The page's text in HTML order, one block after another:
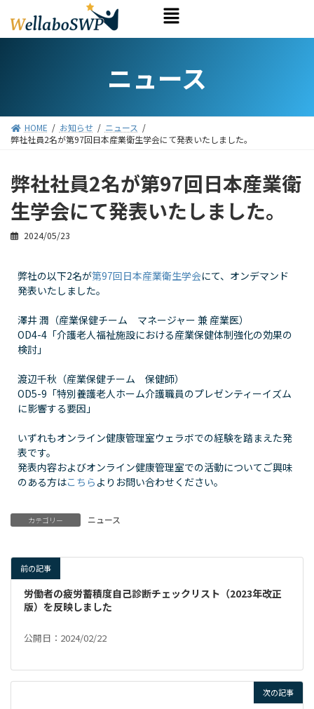
ニュース
HOME お知らせ
ニュース
弊社社員2名が第97回日本産業衛生学会にて発表いたしました。
弊社社員2名が第97回日本産業衛
生学会にて発表いたしました。
2024/05/23
弊社の以下2名が第97回日本産業衛生学会にて、オンデマンド
発表いたしました。
澤井 潤（産業保健チーム マネージャー 兼 産業医）
OD4-4「介護老人福祉施設における産業保健体制強化の効果の
検討」
渡辺千秋（産業保健チーム 保健師）
OD5-9「特別養護老人ホーム介護職員のプレゼンティーイズム
に影響する要因」
いずれもオンライン健康管理室ウェラボでの経験を踏まえた発
表です。
発表内容およびオンライン健康管理室での活動についてご興味
のある方はこちら よりお問い合わせください。
カテゴリー ニュース
前の記事
労働者の疲労蓄積度自己診断チェックリスト（2023年改正
版）を反映しました
公開日：2024/02/22
次の記事